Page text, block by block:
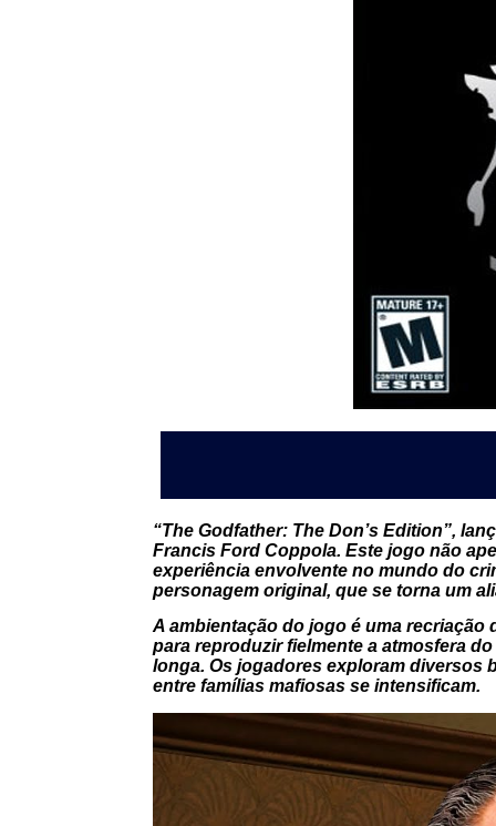
“The Godfather: The Don’s Edition”,
Francis Ford Coppola. Este jogo não
experiência envolvente no mundo do
personagem original, que se torna um
A ambientação do jogo é uma recriação
para reproduzir fielmente a atmosfera
longa. Os jogadores exploram diversos
entre famílias mafiosas se intensificam.